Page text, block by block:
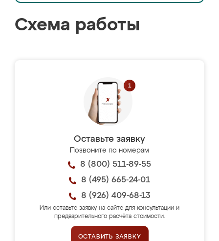
Схема работы
Оставьте заявку
Позвоните по номерам
8 (800) 511-89-55
8 (495) 665-24-01
8 (926) 409-68-13
Или оставьте заявку на сайте для консультации и
предварительного расчёта стоимости.
ОСТАВИТЬ ЗАЯВКУ